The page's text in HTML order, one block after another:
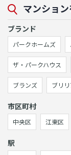
マンショ
ブランド
パークホームズ
ザ・パークハウス
ブランズ ブリ
市区町村
中央区 江東区
駅